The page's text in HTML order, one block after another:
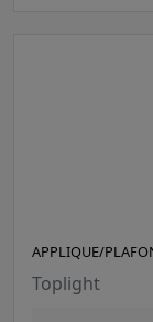
APPLIQUE/
Toplight